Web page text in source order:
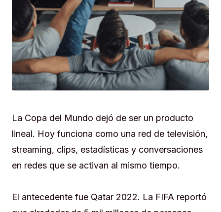
La Copa del Mundo dejó de ser un producto
lineal. Hoy funciona como una red de televisión,
streaming, clips, estadísticas y conversaciones
en redes que se activan al mismo tiempo.
El antecedente fue Qatar 2022. La FIFA reportó